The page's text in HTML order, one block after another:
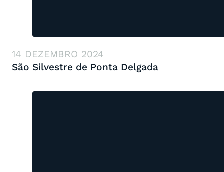
14 DEZEMBRO 2024
São Silvestre de Ponta Delgada